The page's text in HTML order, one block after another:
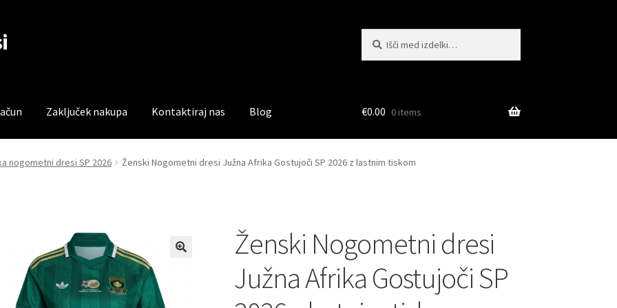
Zaključek nakupa Kontaktiraj nas Blog
Trgovina Zaključek nakupa
€0.00 0 items
nogometni dresi SP 2026 Ženski Nogometni dresi Južna Afrika Gostujoči SP 2026 z lastnim tiskom
Ženski Nogometni dresi
Južna Afrika Gostujoči SP